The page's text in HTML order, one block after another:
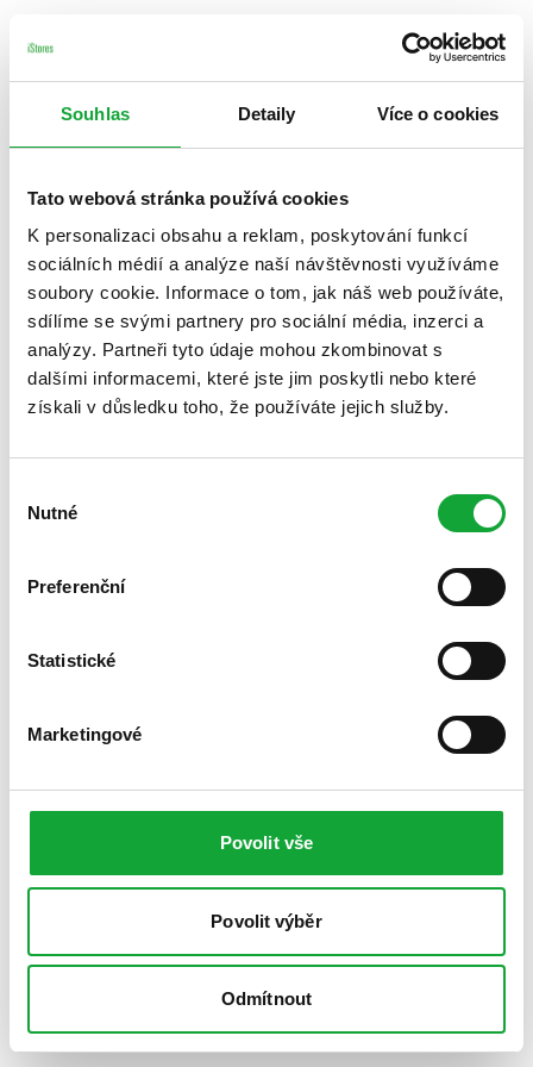
Souhlas Detaily Více o cookies
Tato webová stránka používá cookies
K personalizaci obsahu a reklam, poskytování funkcí
sociálních médií a analýze naší návštěvnosti využíváme
soubory cookie. Informace o tom, jak náš web používáte,
sdílíme se svými partnery pro sociální média, inzerci a
analýzy. Partneři tyto údaje mohou zkombinovat s
dalšími informacemi, které jste jim poskytli nebo které
získali v důsledku toho, že používáte jejich služby.
souhlasu
Nutné
Preferenční
Statistické
Marketingové
Povolit vše
Povolit výběr
Odmítnout